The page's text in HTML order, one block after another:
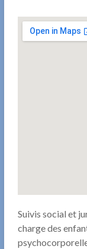
Suivis social et
charge des